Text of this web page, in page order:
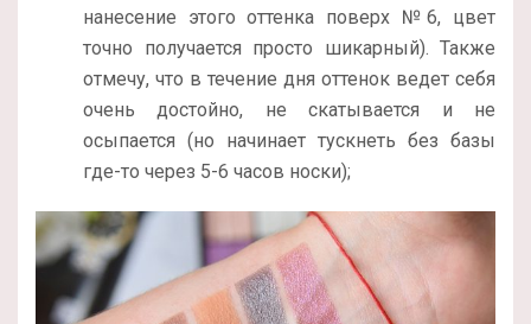
нанесение этого оттенка поверх №6, цвет
точно получается просто шикарный). Также
отмечу, что в течение дня оттенок ведет себя
очень достойно, не скатывается и не
осыпается (но начинает тускнеть без базы
где-то через 5-6 часов носки);